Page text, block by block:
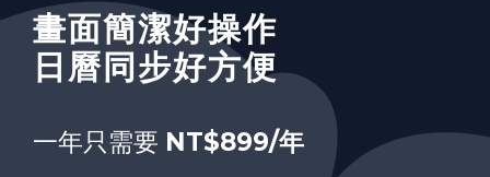
輕鬆擁有5G大空間
專屬於您的企業郵箱
每月只要NT$88/月
畫面簡潔好操作
日曆同步好方便
一年只需要 NT$899/年
行動APP免設定
無限延伸進階版25+5G
病毒偵測 零廣告月繳/年繳任您選